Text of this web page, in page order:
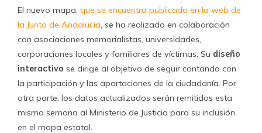
El nuevo mapa, que se encuentra publicado en la web de
la Junta de Andalucía, se ha realizado en colaboración
con asociaciones memorialistas, universidades,
corporaciones locales y familiares de víctimas. Su diseño
interactivo se dirige al objetivo de seguir contando con
la participación y las aportaciones de la ciudadanía. Por
otra parte, los datos actualizados serán remitidos esta
misma semana al Ministerio de Justicia para su inclusión
en el mapa estatal.